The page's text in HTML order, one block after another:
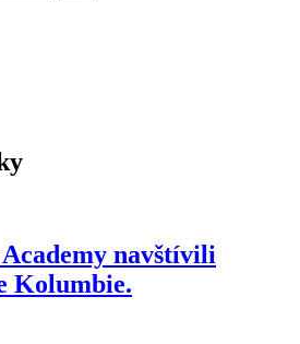
navštívili
Kolumbie.